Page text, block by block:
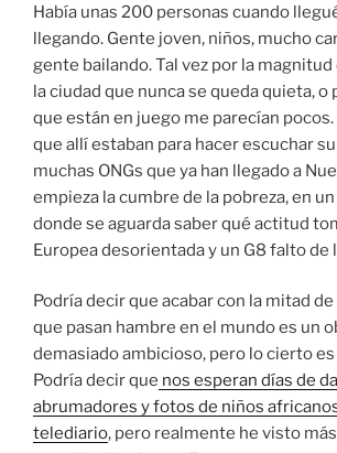
Había unas 200 personas cuando
llegando. Gente joven, niños, mucho
gente bailando. Tal vez por la
la ciudad que nunca se queda quieta, o
que están en juego me parecían
que allí estaban para hacer escuchar
muchas ONGs que ya han llegado a
empieza la cumbre de la pobreza, en
donde se aguarda saber qué actitud
Europea desorientada y un G8 falto de
Podría decir que acabar con la mitad
que pasan hambre en el mundo es un
demasiado ambicioso, pero lo cierto es
Podría decir que nos esperan días de
abrumadores y fotos de niños
telediario, pero realmente he visto